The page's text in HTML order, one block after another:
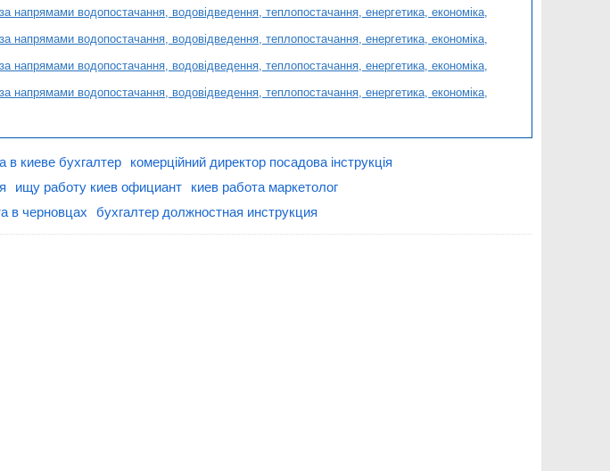
водопостачання, водовідведення, теплопостачання, енергетика, економіка,
водопостачання, водовідведення, теплопостачання, енергетика, економіка,
водопостачання, водовідведення, теплопостачання, енергетика, економіка,
водопостачання, водовідведення, теплопостачання, енергетика, економіка,
в киеве бухгалтер
комерційний директор посадова інструкція
ищу работу киев официант
киев работа маркетолог
в черновцах бухгалтер должностная инструкция